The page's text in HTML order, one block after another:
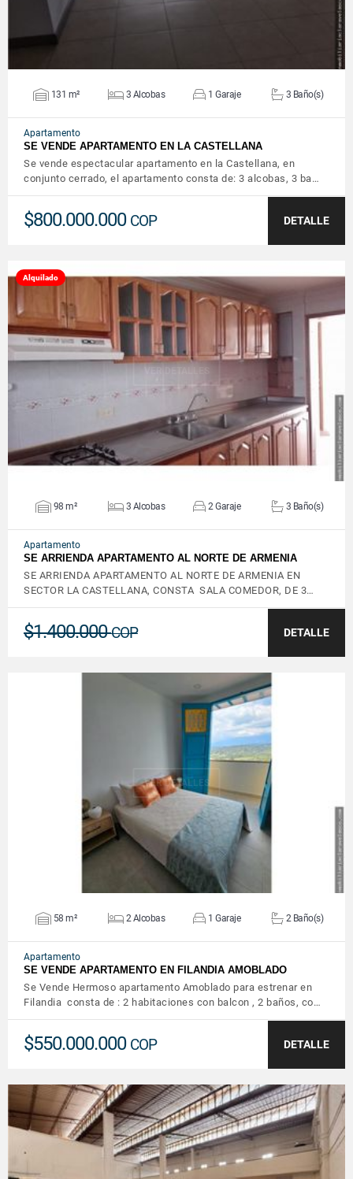
131 m² 3 Alcobas 1 Garaje 3 Baño(s)
Apartamento
SE VENDE APARTAMENTO EN LA CASTELLANA
Se vende espectacular apartamento en la Castellana, en
conjunto cerrado, el apartamento consta de: 3 alcobas, 3 ba…
$800.000.000 COP DETALLE
Alquilado
VER DETALLES
98 m² 3 Alcobas 2 Garaje 3 Baño(s)
Apartamento
SE ARRIENDA APARTAMENTO AL NORTE DE ARMENIA
SE ARRIENDA APARTAMENTO AL NORTE DE ARMENIA EN
SECTOR LA CASTELLANA, CONSTA SALA COMEDOR, DE 3…
$1.400.000COP DETALLE
VER DETALLES
58 m² 2 Alcobas 1 Garaje 2 Baño(s)
Apartamento
SE VENDE APARTAMENTO EN FILANDIA AMOBLADO
Se Vende Hermoso apartamento Amoblado para estrenar en
Filandia consta de : 2 habitaciones con balcon , 2 baños, co…
$550.000.000 COP DETALLE